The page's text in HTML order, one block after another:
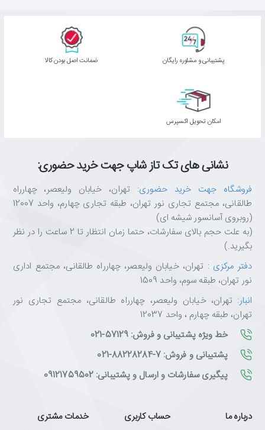
پشتیبانی و مشاوره رایگان ﺿﻤﺎﻧﺖ اﺻﻞ ﺑﻮدن ﮐﺎﻟﺎ
اﻣﮑﺎن ﺗﺤﻮﯾﻞ اﮐﺴﭙﺮس
نشانی های تک تاز شاپ جهت خرید حضوری:
فروشگاه جهت خرید حضوری: تهران، خیابان ولیعصر، چهارراه
طالقانی، مجتمع تجاری نور تهران، طبقه تجاری چهارم، واحد 12007
(روبروی آسانسور شیشه ای)
(به علت حجم بالای سفارشات، حتما زمان انتظار تا 2 ساعت را در نظر
بگیرید.)
دفتر مرکزی : تهران، خیابان ولیعصر، چهارراه طالقانی، مجتمع اداری
نور تهران، طبقه سوم، واحد 1509
انبار: تهران، خیابان ولیعصر، چهارراه طالقانی، مجتمع تجاری نور
تهران، طبقه چهارم ، واحد 12037
خط ویژه پشتیبانی و فروش: 57129-021
پشتیبانی و فروش: 7-88228284-021
پیگیری سفارشات و ارسال و پشتیبانی: 09121759502
درباره ما حساب کاربری خدمات مشتری